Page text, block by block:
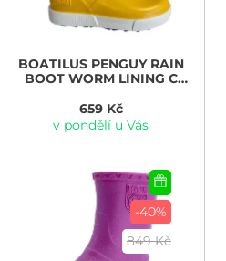
BOATILUSPENGUY RAIN
BOOT WORM LINING C
659 Kč
v pondělí u Vás
-40%
849 Kč